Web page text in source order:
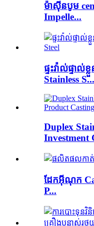
ម៉ាស៊ីនបូម
Impelle...
ផ្ទះវ៉ាល់ផ្ទាល់
Stainless S...
Duplex
Investment
ដែកអ៊ីណុក
P...